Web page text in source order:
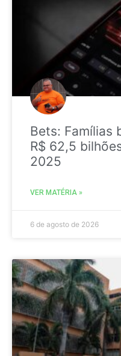
Bets: Famílias
R$ 62,5
2025
VER MATÉRIA »
6 de agosto de 2026